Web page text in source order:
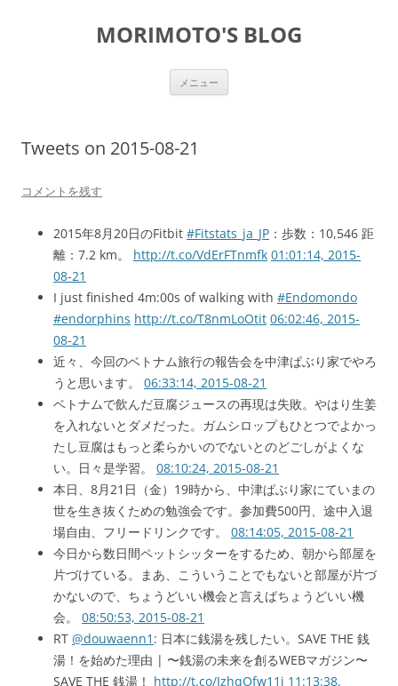
MORIMOTO'S BLOG
メニュー
Tweets on 2015-08-21
コメントを残す
2015年8月20日のFitbit #Fitstats_ja_JP ：歩数：10,546 距
離：7.2 km。 http://t.co/VdErFTnmfk 01:01:14, 2015-
08-21
I just finished 4m:00s of walking with #Endomondo
#endorphins http://t.co/T8nmLoOtit 06:02:46, 2015-
08-21
近々、今回のベトナム旅行の報告会を中津ぱぶり家でやろ
うと思います。 06:33:14, 2015-08-21
ベトナムで飲んだ豆腐ジュースの再現は失敗。やはり生姜
を入れないとダメだった。ガムシロップもひとつでよかっ
たし豆腐はもっと柔らかいのでないとのどごしがよくな
い。日々是学習。 08:10:24, 2015-08-21
本日、8月21日（金）19時から、中津ぱぶり家にていまの
世を生き抜くための勉強会です。参加費500円、途中入退
場自由、フリードリンクです。 08:14:05, 2015-08-21
今日から数日間ペットシッターをするため、朝から部屋を
片づけている。まあ、こういうことでもないと部屋が片づ
かないので、ちょうどいい機会と言えばちょうどいい機
会。 08:50:53, 2015-08-21
RT @douwaenn1 : 日本に銭湯を残したい。SAVE THE 銭
湯！を始めた理由 | 〜銭湯の未来を創るWEBマガジン〜
SAVE THE 銭湯！ http://t.co/JzhqOfw11j 11:13:38,